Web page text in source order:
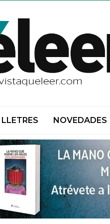
LLETRES NOVEDADES